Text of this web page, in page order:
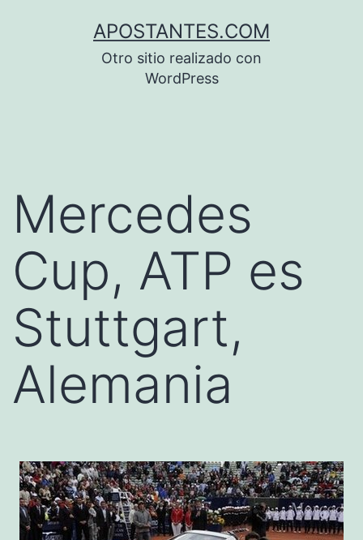
APOSTANTES.COM
Otro sitio realizado con
WordPress
Mercedes
Cup, ATP es
Stuttgart,
Alemania